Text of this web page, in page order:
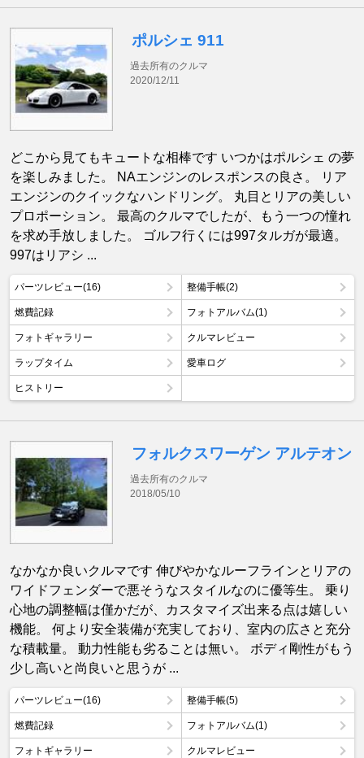
ポルシェ 911
過去所有のクルマ
2020/12/11
どこから見てもキュートな相棒です いつかはポルシェ の夢
を楽しみました。 NAエンジンのレスポンスの良さ。 リア
エンジンのクイックなハンドリング。 丸目とリアの美しい
プロポーション。 最高のクルマでしたが、もう一つの憧れ
を求め手放しました。 ゴルフ行くには997タルガが最適。
997はリアシ ...
パーツレビュー(16) 整備手帳(2)
燃費記録 フォトアルバム(1)
フォトギャラリー クルマレビュー
ラップタイム 愛車ログ
ヒストリー
フォルクスワーゲン アルテオン
過去所有のクルマ
2018/05/10
なかなか良いクルマです 伸びやかなルーフラインとリアの
ワイドフェンダーで悪そうなスタイルなのに優等生。 乗り
心地の調整幅は僅かだが、カスタマイズ出来る点は嬉しい
機能。 何より安全装備が充実しており、室内の広さと充分
な積載量。 動力性能も劣ることは無い。 ボディ剛性がもう
少し高いと尚良いと思うが ...
パーツレビュー(16) 整備手帳(5)
燃費記録 フォトアルバム(1)
フォトギャラリー クルマレビュー